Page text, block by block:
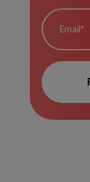
Email*